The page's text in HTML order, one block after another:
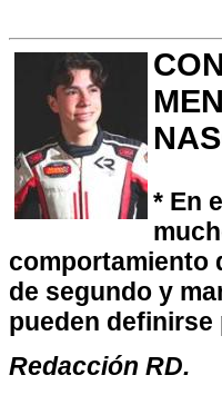
* En
comportamiento
de segundo y
pueden
Redacción RD.